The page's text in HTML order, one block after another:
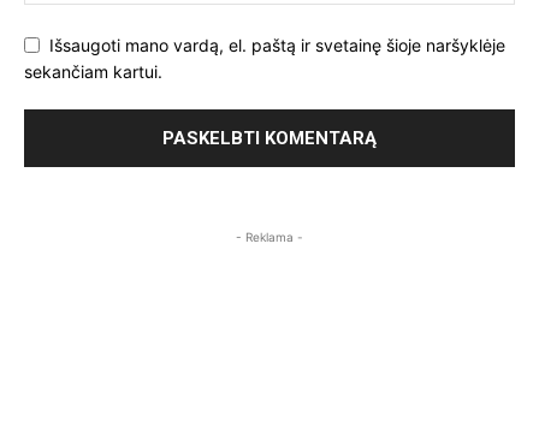
Išsaugoti mano vardą, el. paštą ir svetainę šioje naršyklėje
sekančiam kartui.
- Reklama -